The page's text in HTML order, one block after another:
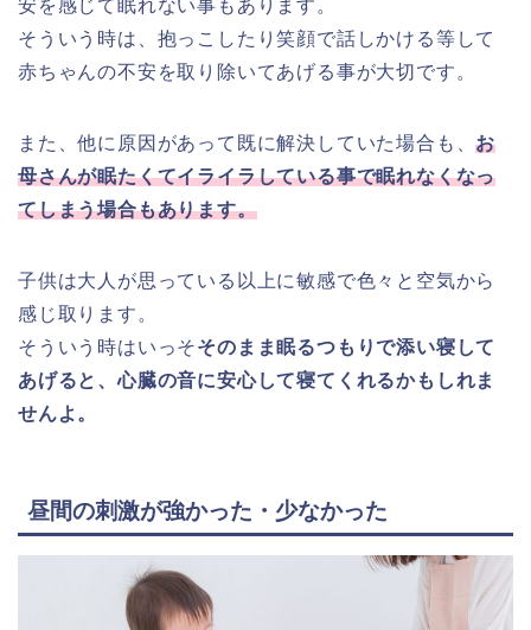
安を感じて眠れない事もあります。
そういう時は、抱っこしたり笑顔で話しかける等して
赤ちゃんの不安を取り除いてあげる事が大切です。
また、他に原因があって既に解決していた場合も、お
母さんが眠たくてイライラしている事で眠れなくなっ
てしまう場合もあります。
子供は大人が思っている以上に敏感で色々と空気から
感じ取ります。
そういう時はいっそそのまま眠るつもりで添い寝して
あげると、心臓の音に安心して寝てくれるかもしれま
せんよ。
昼間の刺激が強かった・少なかった